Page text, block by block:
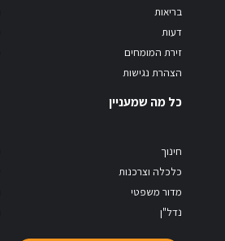
בריאות
דעות
זירת המומחים
הצהרת נגישות
כל מה שמעניין
חינוך
כלכלה וצרכנות
מדור משפטי
נדל"ן